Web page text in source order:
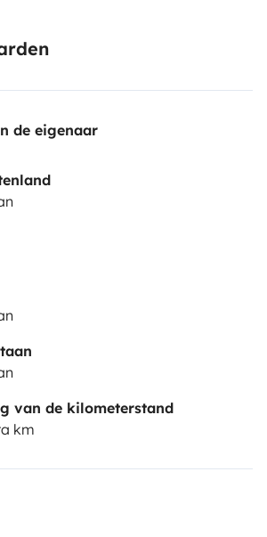
de eigenaar
van de kilometerstand
km